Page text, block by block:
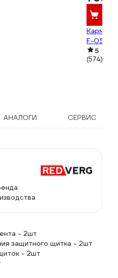
F-05
5
(574)
АНАЛОГИ СЕРВИС
- 2шт
защитного щитка - 2шт
- 2шт